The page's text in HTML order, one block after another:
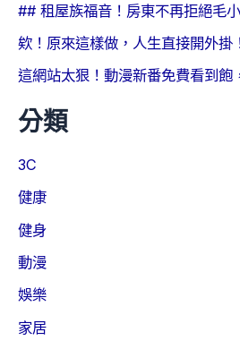
## 租屋族福音！房東不再拒絕毛
欸！原來這樣做，人生直接開外掛！
這網站太狠！動漫新番免費看到飽
分類
3C
健康
健身
動漫
娛樂
家居